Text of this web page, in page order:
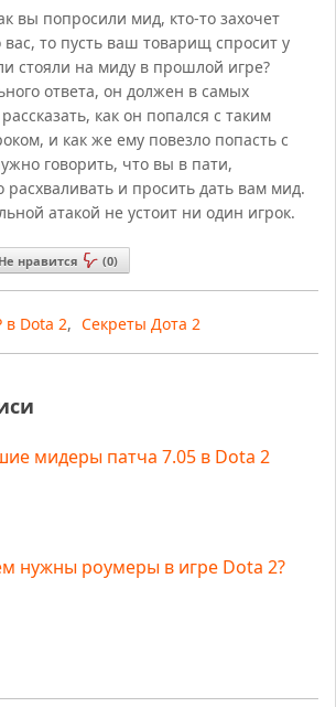
вы попросили мид, кто-то захочет
вас, то пусть ваш товарищ спросит у
стояли на миду в прошлой игре?
ответа, он должен в самых
как он попался с таким
и как же ему повезло попасть с
говорить, что вы в пати,
расхваливать и просить дать вам мид.
атакой не устоит ни один игрок.
Не нравится (0)
Dota 2, Секреты Дота 2
мидеры патча 7.05 в Dota 2
нужны роумеры в игре Dota 2?